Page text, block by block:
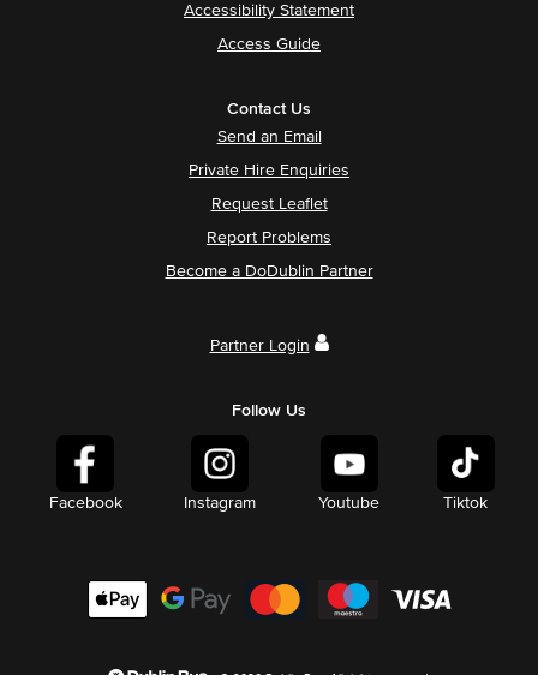
Accessibility Statement
Access Guide
Contact Us
Send an Email
Private Hire Enquiries
Request Leaflet
Report Problems
Become a DoDublin Partner
Partner Login
Follow Us
Facebook Instagram Youtube Tiktok